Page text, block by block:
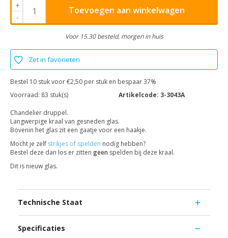
+
-
Toevoegen aan winkelwagen
Voor 15.30 besteld, morgen in huis
Zet in favorieten
Bestel 10 stuk voor €2,50 per stuk en bespaar 37%
Voorraad: 83 stuk(s) Artikelcode: 3-3043A
Chandelier druppel.
Langwerpige kraal van gesneden glas.
Bovenin het glas zit een gaatje voor een haakje.
Mocht je zelf strikjes of spelden nodig hebben?
Bestel deze dan los er zitten geen spelden bij deze kraal.
Dit is nieuw glas.
Technische Staat
Specificaties